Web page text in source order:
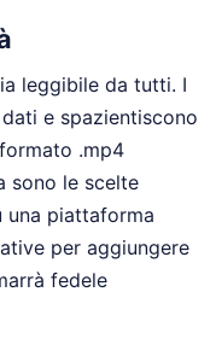
leggibile da tutti. I
e spazientiscono
.mp4
sono le scelte
una piattaforma
per aggiungere
fedele